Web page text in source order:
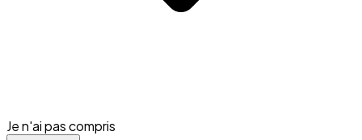
Je n'ai pas compris